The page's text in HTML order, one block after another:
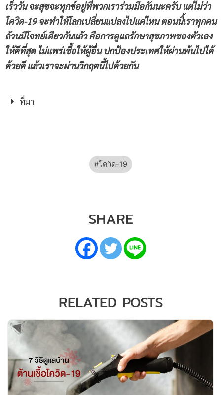
เร็ววัน จะสุขจะทุกข์อยู่ที่พวกเราร่วมมือกันนะครับ แต่ไม่ว่า
โควิด-19จะทำให้โลกเปลี่ยนแปลงไปแค่ไหน ตอนนี้เราทุกคน
ล้วนมีโจทย์เดียวกันแล้ว คือการดูแลรักษาสุขภาพของตัวเอง
ให้ดีที่สุด ไม่แพร่เชื้อให้ผู้อื่น ปกป้องประเทศให้ผ่านพ้นไปได้
ด้วยดี แล้วเราจะผ่านวิกฤตนี้ไปด้วยกัน
ที่มา
โควิด-19
SHARE
RELATED POSTS